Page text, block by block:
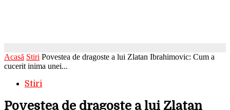
Acasă Stiri Povestea de dragoste a lui Zlatan Ibrahimovic: Cum a
cucerit inima unei...
Stiri
Povestea de dragoste a lui Zlatan